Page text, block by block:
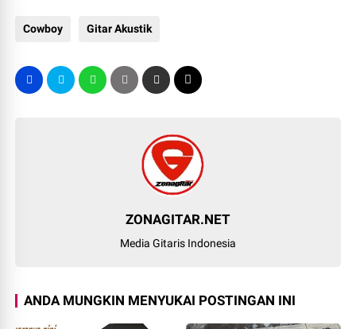
Cowboy Gitar Akustik
ZONAGITAR.NET
Media Gitaris Indonesia
ANDA MUNGKIN MENYUKAI POSTINGAN INI